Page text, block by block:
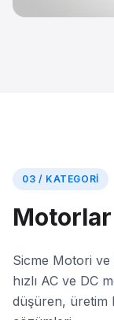
03 / KATEGORI
Motorlar
Sicme Motori ve
hızlı AC ve DC
düşüren, üretim